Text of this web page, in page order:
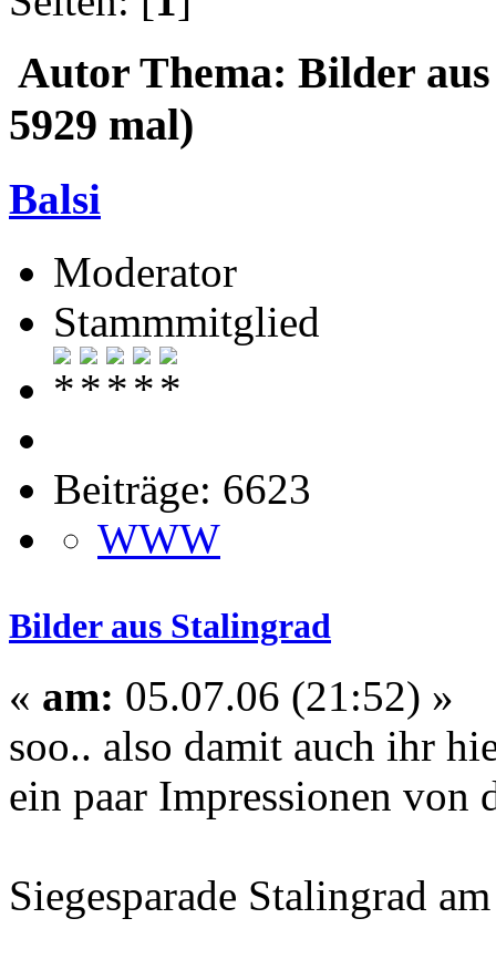
Autor Thema: Bilder
5929 mal)
Balsi
Moderator
Stammmitglied
Beiträge: 6623
WWW
Bilder aus Stalingrad
« am: 05.07.06 (21:52) »
soo.. also damit auch ihr
ein paar Impressionen von
Siegesparade Stalingrad